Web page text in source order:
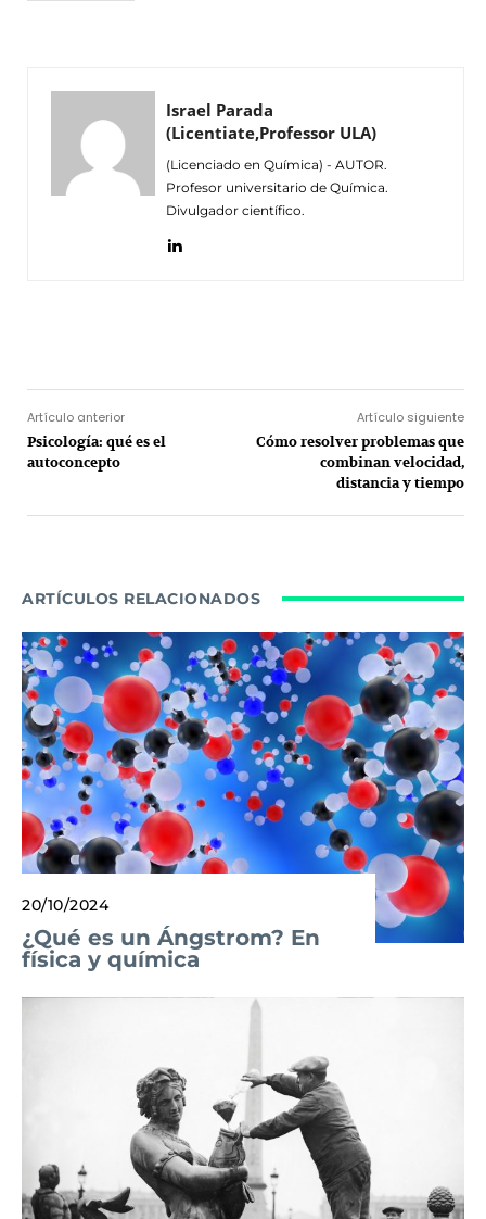
Israel Parada
(Licentiate,Professor ULA)
(Licenciado en Química) - AUTOR.
Profesor universitario de Química.
Divulgador científico.
Artículo anterior
Psicología: qué es el
autoconcepto
Artículo siguiente
Cómo resolver problemas que
combinan velocidad,
distancia y tiempo
ARTÍCULOS RELACIONADOS
20/10/2024
¿Qué es un Ángstrom? En
física y química